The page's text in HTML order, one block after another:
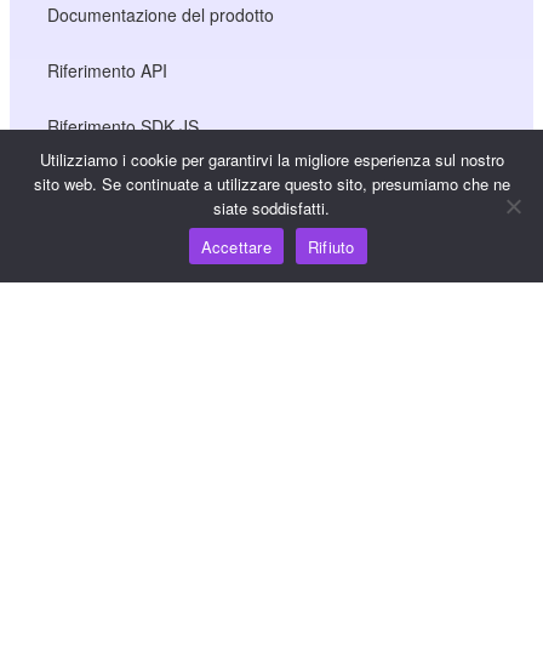
Documentazione del prodotto
Riferimento API
Riferimento SDK JS
Utilizziamo i cookie per garantirvi la migliore esperienza sul nostro
sito web. Se continuate a utilizzare questo sito, presumiamo che ne
siate soddisfatti.
Accettare
Rifiuto